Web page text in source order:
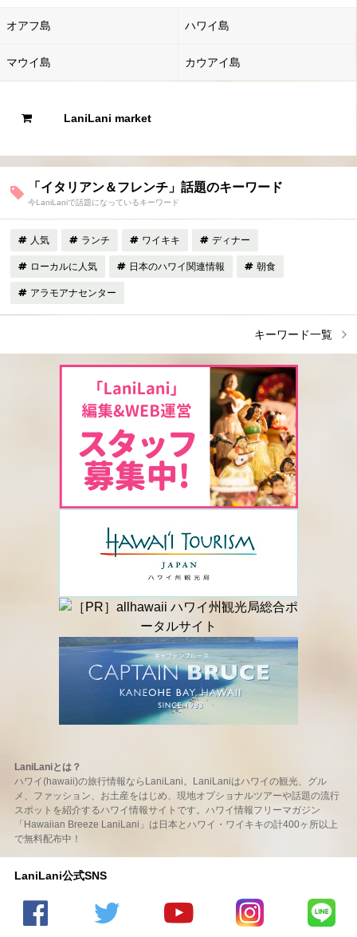
オアフ島 ハワイ島
マウイ島 カウアイ島
LaniLani market
「イタリアン＆フレンチ」話題のキーワード
今LaniLaniで話題になっているキーワード
人気 ランチ ワイキキ ディナー
ローカルに人気 日本のハワイ関連情報 朝食
アラモアナセンター
キーワード一覧
LaniLaniとは？
ハワイ(hawaii)の旅行情報ならLaniLani。LaniLaniはハワイの観光、グル
メ、ファッション、お土産をはじめ、現地オプショナルツアーや話題の流行
スポットを紹介するハワイ情報サイトです。ハワイ情報フリーマガジン
「Hawaiian Breeze LaniLani」は日本とハワイ・ワイキキの計400ヶ所以上
で無料配布中！
LaniLani公式SNS